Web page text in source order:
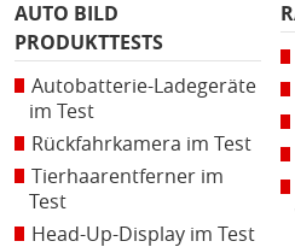
AUTO BILD
PRODUKTTESTS
Autobatterie-Ladegeräte
im Test
Rückfahrkamera im Test
Tierhaarentferner im
Test
Head-Up-Display im Test